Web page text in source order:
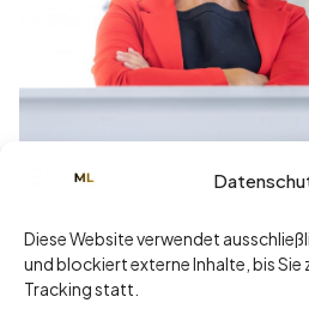
Diese Website verwendet
und blockiert externe Inhalte, bis Sie
Tracking statt.
„Ich mach’s lieber
Satz einer Führungskraft